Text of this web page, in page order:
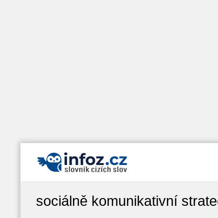
sociálně komunikativní